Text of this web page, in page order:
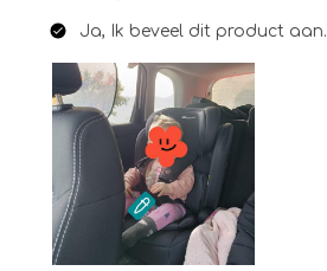
Ja, Ik beveel dit product aan.